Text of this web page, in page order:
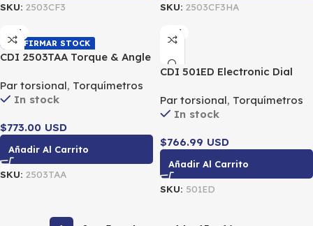
SKU: 2503CF3 SKU: 2503CF3HA
CDI
CONFIRMAR STOCK
CDI 2503TAA Torque & Angle
DR 25-250 LbFt / 33.8-338
Nm
Par torsional, Torquímetros
In stock
$773.00 USD
Añadir Al Carrito
SKU: 2503TAA
CDI
CDI 501ED Electronic Dial
in Lb / 0.56-5.65 Nm
Par torsional, Torquímetros
In stock
$766.99 USD
Añadir Al Carrito
SKU: 501ED